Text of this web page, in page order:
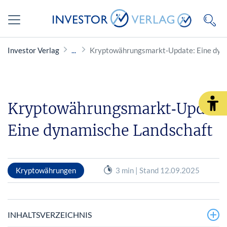
Investor Verlag Kryptowährungsmarkt‑Update: Eine
Eine dynamische Landschaft
Kryptowährungen 3 min | Stand 12.09.2025
INHALTSVERZEICHNIS